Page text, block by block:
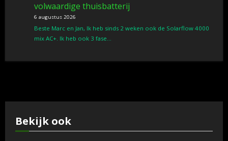
volwaardige thuisbatterij
6 augustus 2026
Beste Marc en Jan, Ik heb sinds 2 weken ook de Solarflow 4000
mix AC+. Ik heb ook 3 fase…
Bekijk ook